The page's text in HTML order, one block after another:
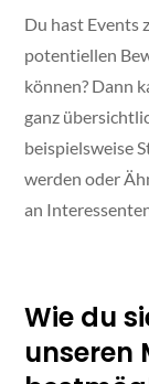
Du hast Events
potentiellen
können? Dann
ganz
beispielsweise
werden oder
an
Wie du
unseren